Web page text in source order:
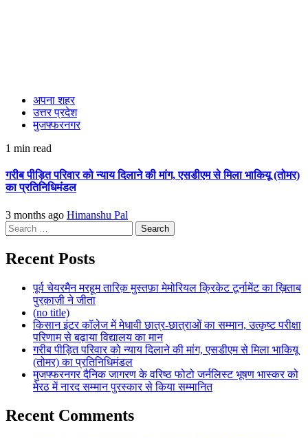
अपना शहर
उत्तर प्रदेश
मुजफ्फरनगर
1 min read
गरीब पीड़ित परिवार को न्याय दिलाने की मांग, एसडीएम से मिला भाकियू (तोमर)
का प्रतिनिधिमंडल
3 months ago Himanshu Pal
Search
for:
Recent Posts
पूर्व चेयरमैन मरहूम तारिक़ मुस्तफ़ा मेमोरियल क्रिकेट टूर्नामेंट का ख़िताब
पुरक़ाज़ी ने जीता
(no title)
किसान इंटर कॉलेज में मेधावी छात्र-छात्राओं का सम्मान, उत्कृष्ट परीक्षा
परिणाम से बढ़ाया विद्यालय का मान
गरीब पीड़ित परिवार को न्याय दिलाने की मांग, एसडीएम से मिला भाकियू
(तोमर) का प्रतिनिधिमंडल
मुजफ्फरनगर दैनिक जागरण के वरिष्ठ फोटो जर्नलिस्ट भूषण भास्कर को
मेरठ में नारद सम्मान पुरस्कार से किया सम्मानित
Recent Comments